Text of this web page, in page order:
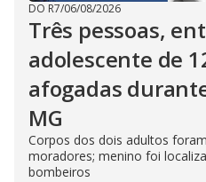
DO R7/06/08/2026
Três pessoas,
adolescente de
afogadas
MG
Corpos dos dois adultos
moradores; menino foi
bombeiros